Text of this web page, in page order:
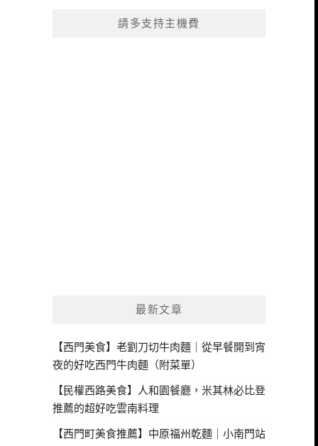
請多支持主機費
最新文章
【西門美食】老劉刀切牛肉麵｜從早餐開到宵
夜的好吃西門牛肉麵（附菜單）
【民權西路美食】人和園餐廳，米其林必比登
推薦的超好吃雲南料理
【西門町美食推薦】中原福州乾麵｜小南門站